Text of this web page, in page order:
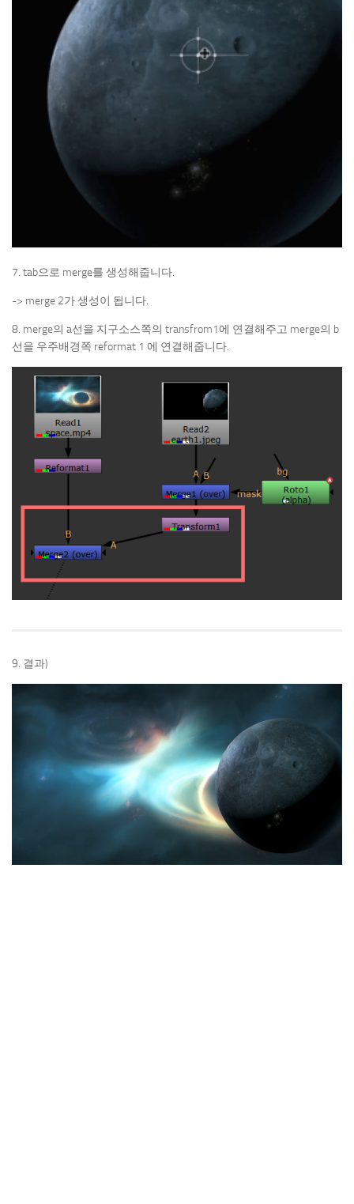
7. tab으로 merge를 생성해줍니다.
-> merge 2가 생성이 됩니다.
8. merge의 a선을 지구소스쪽의 transfrom1에 연결해주고 merge의 b
선을 우주배경쪽 reformat 1 에 연결해줍니다.
9. 결과)